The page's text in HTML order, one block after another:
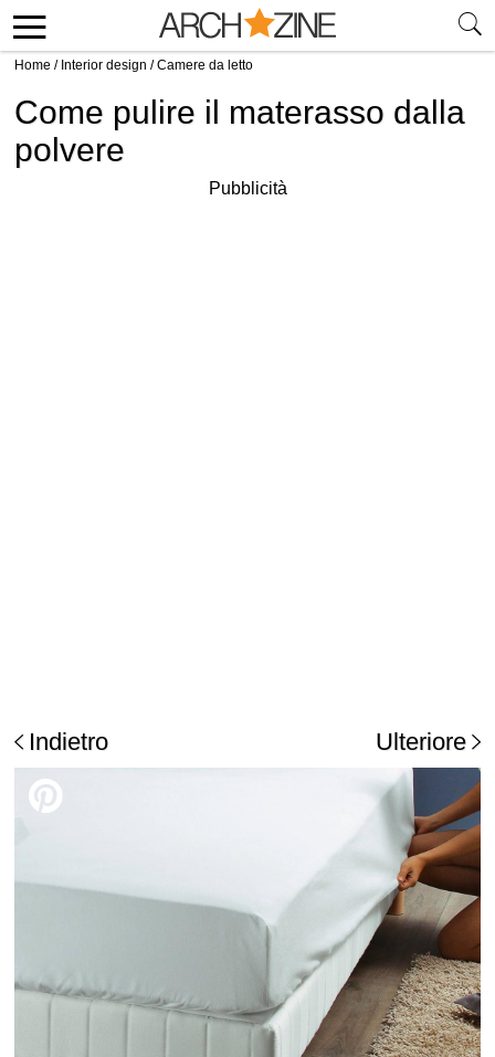
Home / Interior design /Camere da letto
Come pulire il materasso dalla
polvere
Pubblicità
Indietro Ulteriore